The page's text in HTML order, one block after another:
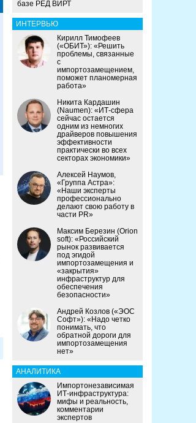
базе РЕД ВИРТ
ИНТЕРВЬЮ
Кирилл Тимофеев
(«ОБИТ»): «Решить
проблемы, связанные
с
импортозамещением,
поможет планомерная
работа»
Никита Кардашин
(Naumen): «ИТ-сфера
сейчас остается
одним из немногих
драйверов повышения
эффективности
практически во всех
секторах экономики»
Алексей Наумов,
«Группа Астра»:
«Наши эксперты
профессионально
делают свою работу в
части PR»
Максим Березин (Orion
soft): «Российский
рынок развивается
под эгидой
импортозамещения и
«закрытия»
инфраструктур для
обеспечения
безопасности»
Андрей Козлов («ЭОС
Софт»): «Надо четко
понимать, что
обратной дороги для
импортозамещения
нет»
АНАЛИТИКА
Импортонезависимая
ИТ-инфраструктура:
мифы и реальность,
комментарии
экспертов